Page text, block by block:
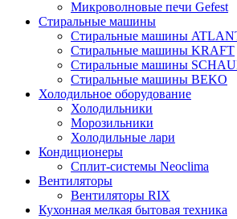
Микроволновые печи Gefest
Стиральные машины
Стиральные машины
Стиральные машины KRAFT
Стиральные машины
Стиральные машины BEKO
Холодильное оборудование
Холодильники
Морозильники
Холодильные лари
Кондиционеры
Сплит-системы Neoclima
Вентиляторы
Вентиляторы RIX
Кухонная мелкая бытовая техника